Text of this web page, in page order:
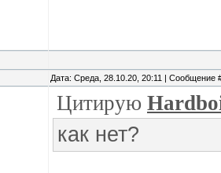
Дата: Среда, 28.10.20, 20:11 | Сообщение
Цитирую
как нет?